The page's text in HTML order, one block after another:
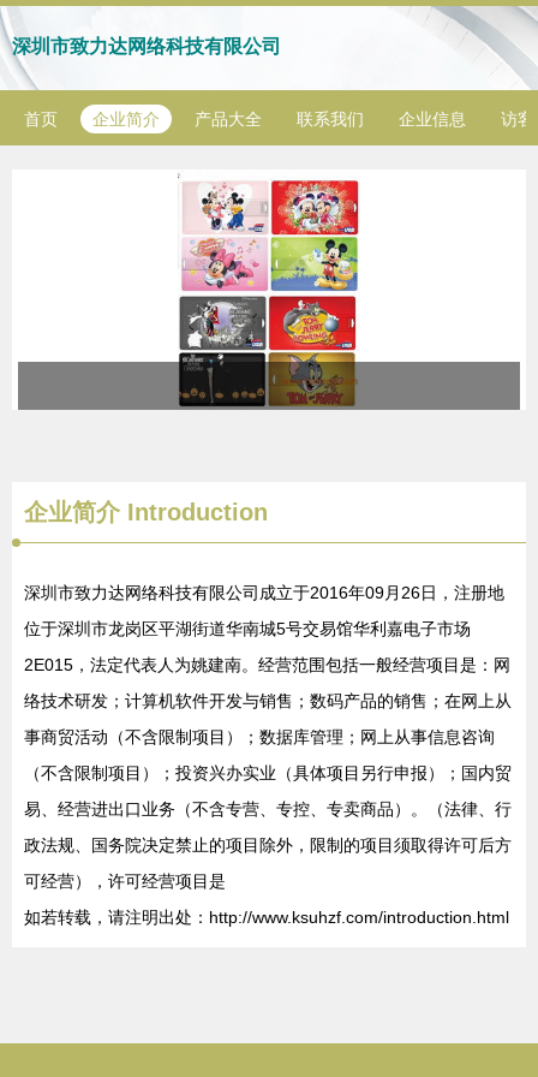
深圳市致力达网络科技有限公司
首页 企业简介 产品大全 联系我们 企业信息 访客
企业简介 Introduction
深圳市致力达网络科技有限公司成立于2016年09月26日，注册地
位于深圳市龙岗区平湖街道华南城5号交易馆华利嘉电子市场
2E015，法定代表人为姚建南。经营范围包括一般经营项目是：网
络技术研发；计算机软件开发与销售；数码产品的销售；在网上从
事商贸活动（不含限制项目）；数据库管理；网上从事信息咨询
（不含限制项目）；投资兴办实业（具体项目另行申报）；国内贸
易、经营进出口业务（不含专营、专控、专卖商品）。（法律、行
政法规、国务院决定禁止的项目除外，限制的项目须取得许可后方
可经营），许可经营项目是
如若转载，请注明出处：http://www.ksuhzf.com/introduction.html